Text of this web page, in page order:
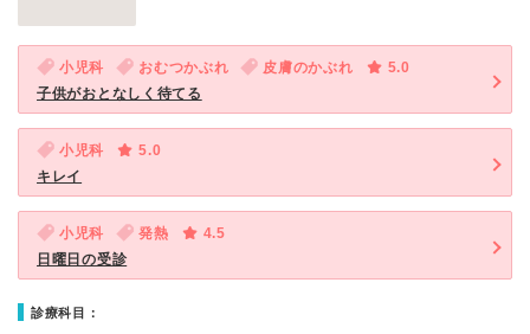
小児科 おむつかぶれ 皮膚のかぶれ
5.0
子供がおとなしく待てる
小児科
5.0
キレイ
小児科 発熱
4.5
日曜日の受診
診療科目：